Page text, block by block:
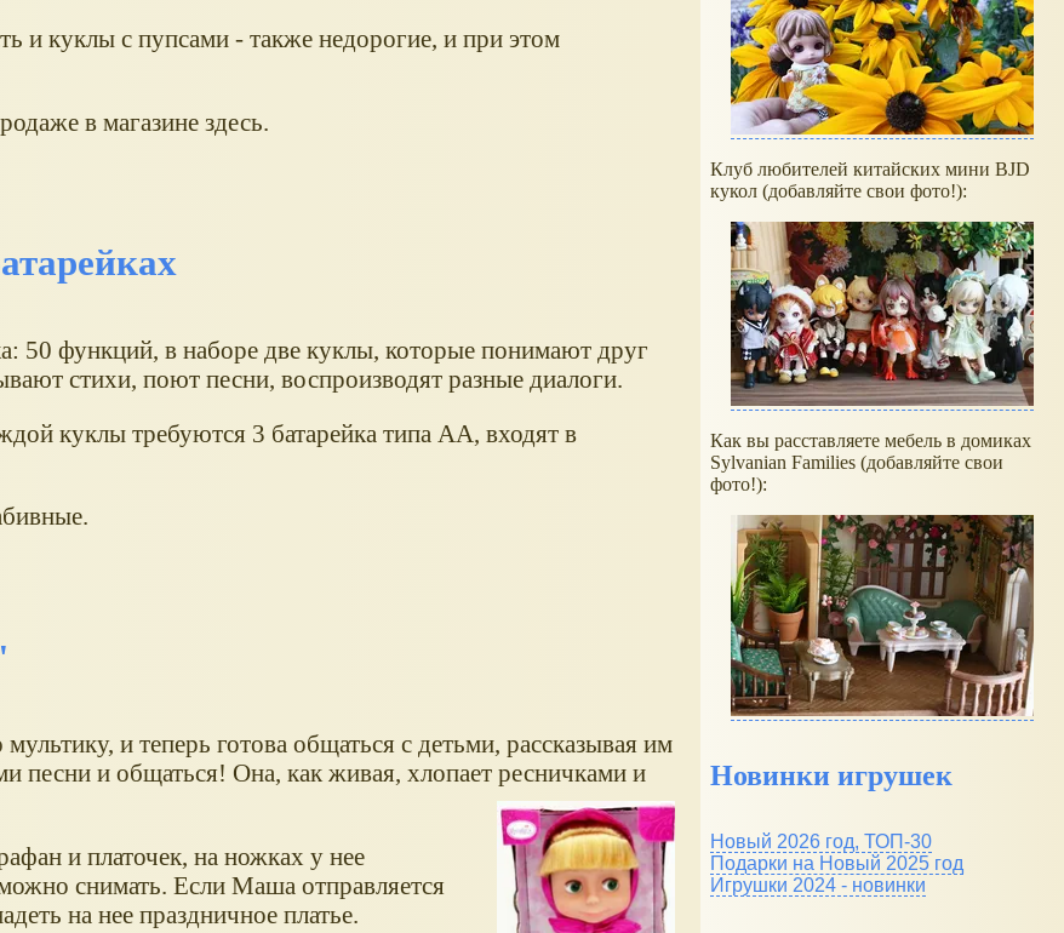
и куклы с пупсами - также недорогие, и при этом
в магазине здесь.
50 функций, в наборе две куклы, которые понимают друг
стихи, поют песни, воспроизводят разные диалоги.
куклы требуются 3 батарейка типа АА, входят в
и теперь готова общаться с детьми, рассказывая им
песни и общаться! Она, как живая, хлопает ресничками и
и платочек, на ножках у нее
снимать. Если Маша отправляется
на нее праздничное платье.
Клуб любителей китайских мини BJD
кукол (добавляйте свои фото!):
Как вы расставляете мебель в домиках
Sylvanian Families (добавляйте свои
фото!):
Новинки игрушек
Новый 2026 год, ТОП-30
Подарки на Новый 2025 год
Игрушки 2024 - новинки